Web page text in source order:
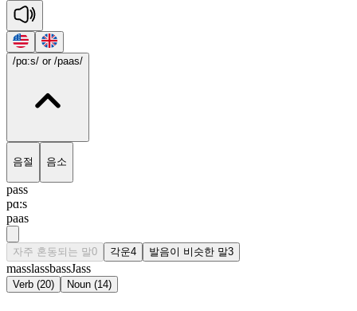
/pɑ:s/ or /paas/
음절 음소
pass
pɑ:s
paas
자주 혼동되는 말0 각운4 발음이 비슷한 말3
masslassbassJass
Verb (20) Noun (14)